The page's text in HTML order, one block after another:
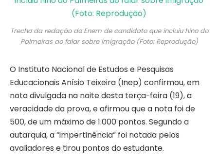
Trecho da redação do Enem de candidato que incluiu hino do
Palmeiras ao falar sobre imigração (Foto: Reprodução)
O Instituto Nacional de Estudos e Pesquisas
Educacionais Anísio Teixeira (Inep) confirmou, em
nota divulgada na noite desta terça-feira (19), a
veracidade da prova, e afirmou que a nota foi de
500, de um máximo de 1.000 pontos. Segundo a
autarquia, a “impertinência” foi notada pelos
avaliadores e tirou pontos do estudante.